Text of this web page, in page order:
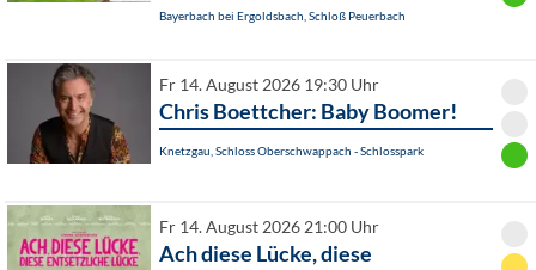
Bayerbach bei Ergoldsbach, Schloß Peuerbach
Fr 14. August 2026 19:30 Uhr
Chris Boettcher: Baby Boomer!
Knetzgau, Schloss Oberschwappach - Schlosspark
Fr 14. August 2026 21:00 Uhr
Ach diese Lücke, diese